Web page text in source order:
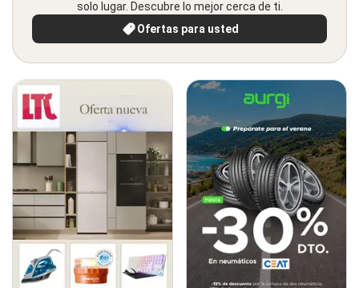
solo lugar. Descubre lo mejor cerca de ti.
Ofertas para usted